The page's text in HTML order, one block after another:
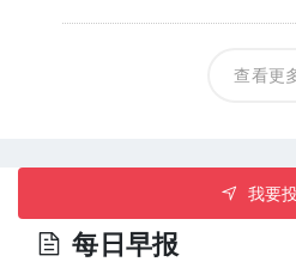
查看更
我要
每日早报